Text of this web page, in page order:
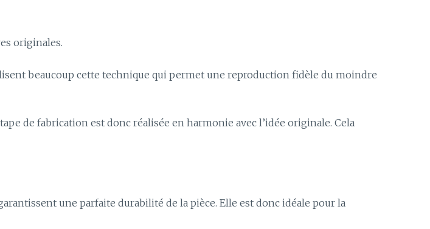
originales.
beaucoup cette technique qui permet une reproduction fidèle du moindre
de fabrication est donc réalisée en harmonie avec l’idée originale. Cela
une parfaite durabilité de la pièce. Elle est donc idéale pour la